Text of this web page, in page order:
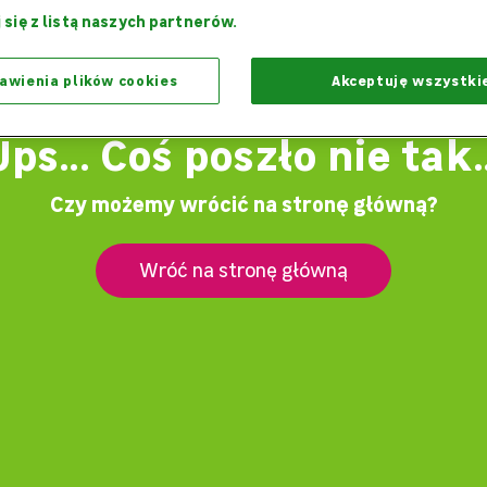
Coś poszło nie
Czy możemy wrócić na stronę główną?
Wróć na stronę główną
się z listą naszych partnerów.
plików cookies Akceptuję